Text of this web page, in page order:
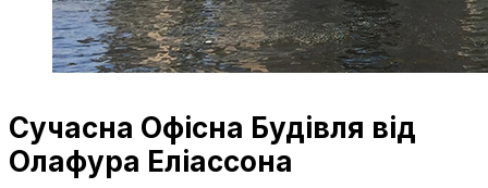
Сучасна Офісна Будівля від
Олафура Еліассона